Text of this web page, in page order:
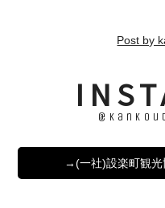
Post by
→(一社)設楽町観光